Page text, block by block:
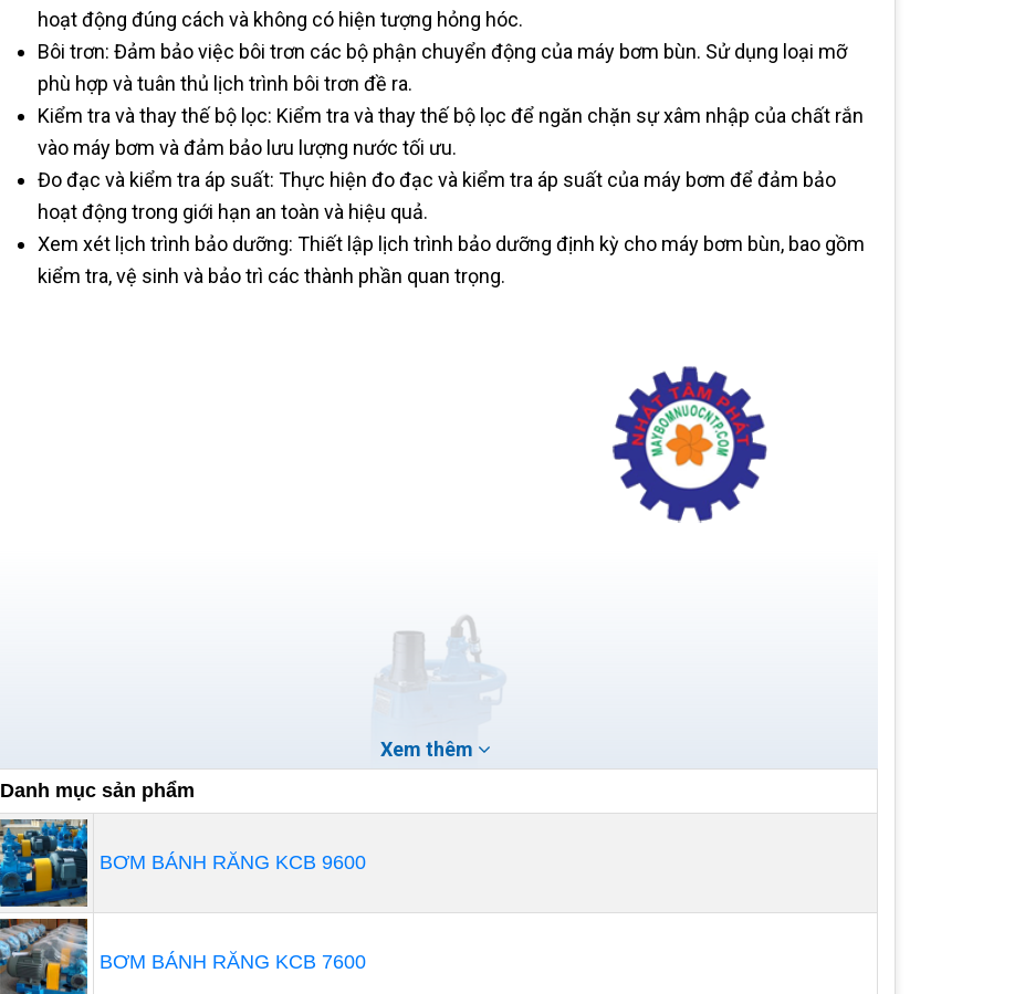
hoạt động đúng cách và không có hiện tượng hỏng hóc.
Bôi trơn: Đảm bảo việc bôi trơn các bộ phận chuyển động của máy bơm bùn. Sử dụng loại mỡ
phù hợp và tuân thủ lịch trình bôi trơn đề ra.
Kiểm tra và thay thế bộ lọc: Kiểm tra và thay thế bộ lọc để ngăn chặn sự xâm nhập của chất rắn
vào máy bơm và đảm bảo lưu lượng nước tối ưu.
Đo đạc và kiểm tra áp suất: Thực hiện đo đạc và kiểm tra áp suất của máy bơm để đảm bảo
hoạt động trong giới hạn an toàn và hiệu quả.
Xem xét lịch trình bảo dưỡng: Thiết lập lịch trình bảo dưỡng định kỳ cho máy bơm bùn, bao gồm
kiểm tra, vệ sinh và bảo trì các thành phần quan trọng.
Xem thêm
Danh mục sản phẩm
BƠM BÁNH RĂNG KCB 9600
BƠM BÁNH RĂNG KCB 7600